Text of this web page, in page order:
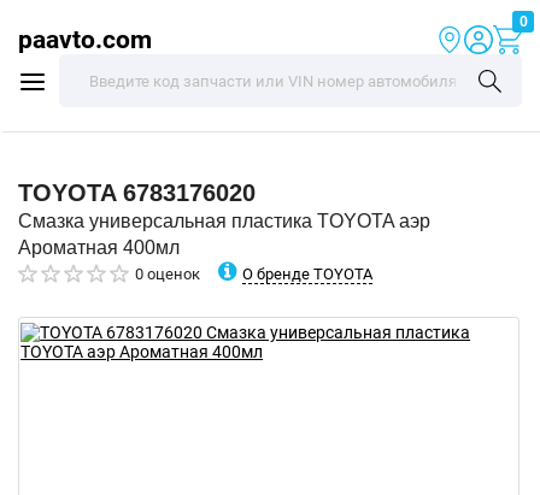
paavto.com
0
TOYOTA 6783176020
Смазка универсальная пластика TOYOTA аэр
Ароматная 400мл
0 оценок О бренде TOYOTA